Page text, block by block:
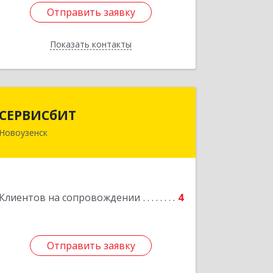
Отправить заявку
Показать контакты
Отправить заявку
Назад
СЕРВИСбИТ
Новоузенск
Клиентов на сопровождении 4
Отправить заявку
Подробнее
Отправить заявку